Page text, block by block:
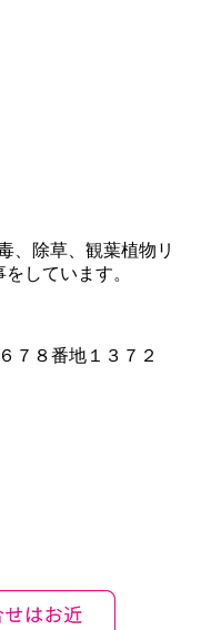
、除草、観葉植物リ
しています。
７８番地１３７２